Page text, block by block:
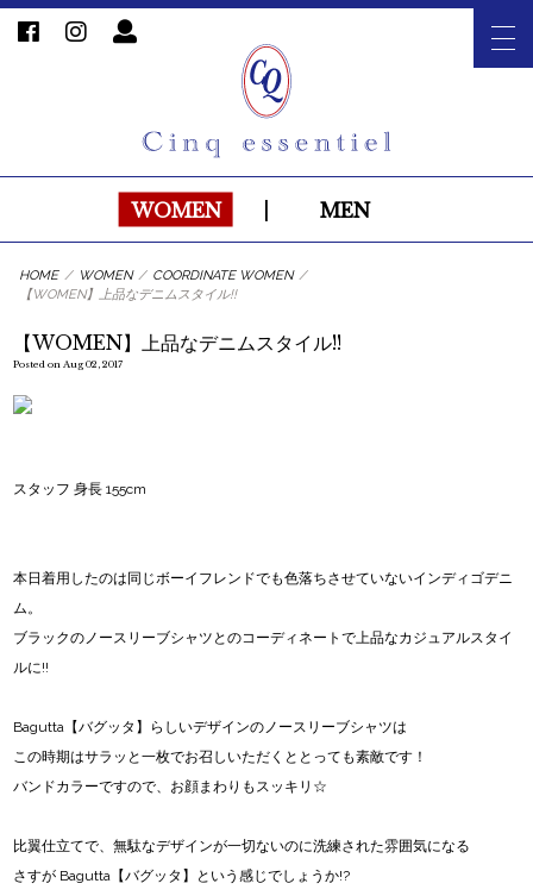
WOMEN MEN
HOME / WOMEN / COORDINATE WOMEN /
【WOMEN】上品なデニムスタイル!!
【WOMEN】上品なデニムスタイル!!
Posted on Aug 02, 2017
スタッフ 身長 155cm
本日着用したのは同じボーイフレンドでも色落ちさせていないインディゴデニ
ム。
ブラックのノースリーブシャツとのコーディネートで上品なカジュアルスタイ
ルに!!
Bagutta【バグッタ】らしいデザインのノースリーブシャツは
この時期はサラッと一枚でお召しいただくととっても素敵です！
バンドカラーですので、お顔まわりもスッキリ☆
比翼仕立てで、無駄なデザインが一切ないのに洗練された雰囲気になる
さすが Bagutta【バグッタ】という感じでしょうか!?